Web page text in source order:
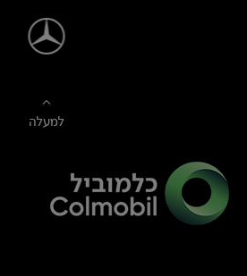
למעלה